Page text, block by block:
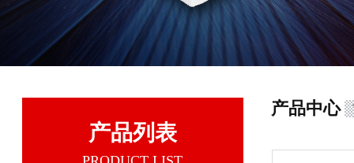
产品列表
产品中心